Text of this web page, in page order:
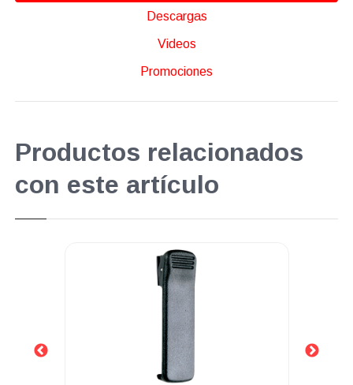
Descargas
Videos
Promociones
Productos relacionados
con este artículo